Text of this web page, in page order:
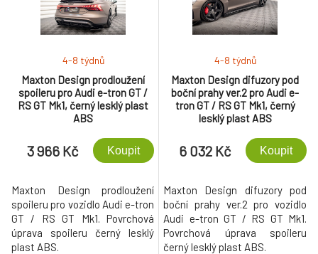
Maxton Design prodloužení
spoileru pro Audi e-tron GT /
RS GT Mk1, černý lesklý plast
ABS
4-8 týdnů
3 966 Kč Koupit
Maxton Design prodloužení
spoileru pro vozidlo Audi e-tron
GT / RS GT Mk1. Povrchová
úprava spoileru černý lesklý
plast ABS.
Maxton Design difuzory pod
boční prahy ver.2 pro Audi e-
tron GT / RS GT Mk1, černý
lesklý plast ABS
4-8 týdnů
6 032 Kč Koupit
Maxton Design difuzory pod
boční prahy ver.2 pro vozidlo
Audi e-tron GT / RS GT Mk1.
Povrchová úprava spoileru
černý lesklý plast ABS.